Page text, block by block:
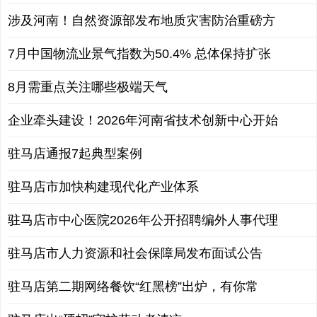
涉及河南！自然资源部发布地质灾害防治重磅方
7月中国物流业景气指数为50.4% 总体保持扩张
8月需重点关注哪些极端天气
企业牵头建设！2026年河南省技术创新中心开始
驻马店通报7起典型案例
驻马店市加快构建现代化产业体系
驻马店市中心医院2026年公开招聘编外人事代理
驻马店市人力资源和社会保障局发布面试公告
驻马店第二期网络餐饮“红黑榜”出炉，有你常